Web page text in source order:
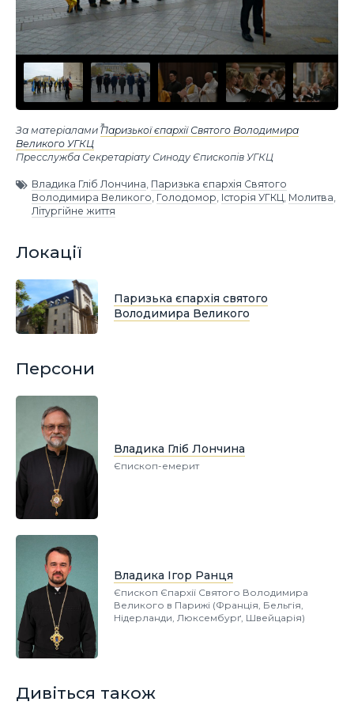
За матеріаламиПаризької єпархії Святого Володимира
Великого УГКЦ
Пресслужба Секретаріату Синоду Єпископів УГКЦ
Владика Гліб Лончина Паризька єпархія Святого
Володимира Великого Голодомор Історія УГКЦ Молитва
Літургійне життя
Локації
Паризька єпархія святого
Володимира Великого
Персони
Владика Гліб Лончина
Єпископ-емерит
Владика Ігор Ранця
Єпископ Єпархії Святого Володимира
Великого в Парижі (Франція, Бельгія,
Нідерланди, Люксембурґ, Швейцарія)
Дивіться також